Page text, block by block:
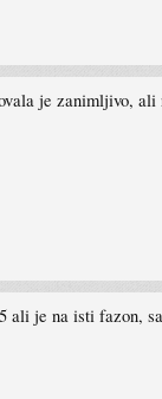
je zanimljivo,
ali je na isti fazon,